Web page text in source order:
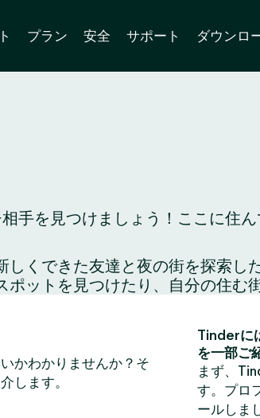
プラン 安全 サポート ダウンロ
手を見つけましょう！ここに住
くできた友達と夜の街を探索
ットを見つけたり、自分の住む
かわかりませんか？そ
します。
Tinderに
を一部ご
まず、
す。プロ
ールしま